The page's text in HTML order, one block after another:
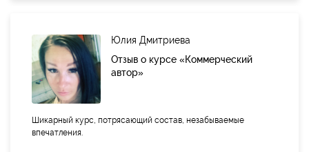
Юлия Дмитриева
Отзыв о курсе «Коммерческий
автор»
Шикарный курс, потрясающий состав, незабываемые
впечатления.